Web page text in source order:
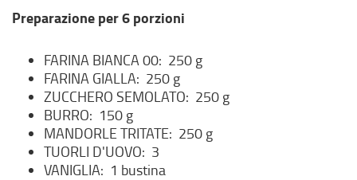
Preparazione per 6 porzioni
FARINA BIANCA 00: 250 g
FARINA GIALLA: 250 g
ZUCCHERO SEMOLATO: 250 g
BURRO: 150 g
MANDORLE TRITATE: 250 g
TUORLI D'UOVO: 3
VANIGLIA: 1 bustina